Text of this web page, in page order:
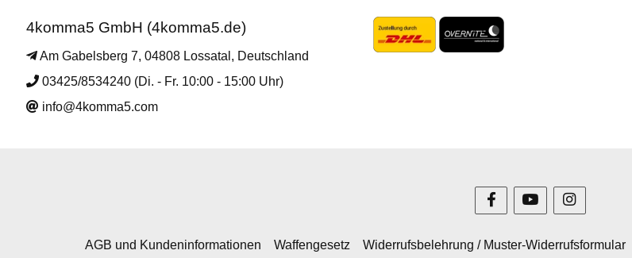
4komma5 GmbH (4komma5.de)
Am Gabelsberg 7, 04808 Lossatal, Deutschland
03425/8534240 (Di. - Fr. 10:00 - 15:00 Uhr)
info@4komma5.com
AGB und Kundeninformationen Waffengesetz Widerrufsbelehrung / Muster-Widerrufsformular